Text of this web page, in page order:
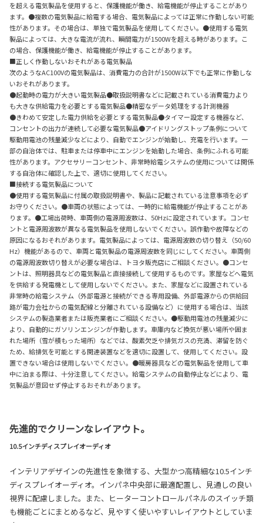
を超える電気製品を使用すると、保護機能が働き、給電機能が停止することがあり
ます。●複数の電気製品に給電する場合、電気製品によっては正常に作動しない可能
性があります。その場合は、単独で電気製品を使用してください。●使用する電気
製品によっては、大きな電流が流れ、瞬間電力が1500Wを超える時があります。こ
の場合、保護機能が働き、給電機能が停止することがあります。
■正しく作動しないおそれがある電気製品
次のようなAC100Vの電気製品は、消費電力の合計が1500W以下でも正常に作動しな
いおそれがあります。
●起動時の電力が大きい電気製品●取扱説明書などに記載されている消費電力より
も大きな供給電力を必要とする電気製品●精密なデータ処理をする計測機器
●きわめて安定した電力供給を必要とする電気製品●タイマー設定する機器など、
コンセントの出力が連続して必要な電気製品●アイドリングストップ条例について
駆動用電池の残量減少などにより、自動でエンジンが始動し、充電を行います。一
部の自治体では、駐車または停車中にエンジンを始動した場合、条例にふれる可能
性があります。アクセサリーコンセント、非常時給電システムの使用については関係
する自治体に確認した上で、適切に使用してください。
■接続する電気製品について
●使用する電気製品に付属の取扱説明書や、製品に記載されている注意事項を必ず
お守りください。●車両の状態によっては、一時的に給電機能が停止することがあ
ります。●工場出荷時、車両側の電源周波数は、50Hzに設定されています。コンセ
ントと電源周波数が異なる電気製品を使用しないでください。誤作動や故障などの
原因になるおそれがあります。電気製品によっては、電源周波数の切り替え（50/60
Hz）機能があるので、車両と電気製品の電源周波数を同じにしてください。車両側
の電源周波数切り替えが必要な場合は、トヨタ販売店にご相談ください。●コンセ
ントは、照明器具などの電気製品と直接接続して使用するものです。家屋などへ電気
を供給する発電機として使用しないでください。また、家屋などに設置されている
非常時の給電システム（外部電源と接続ができる専用設備、外部電源からの供給回
路が電力会社からの電気配線と分離されている設備など）に使用する場合は、当該
システムの製造業者または販売業者にご相談ください。●駆動用電池の残量減少に
より、自動的にガソリンエンジンが作動します。車庫内など換気が悪い場所や囲ま
れた場所（雪が積もった場所）などでは、酸素欠乏や排気ガスの充満、滞留を防ぐ
ため、給排気を可能とする関連装置などを適切に設置して、使用してください。設
置できない場合は使用しないでください。●暖房器具などの電気製品を使用して車
中に泊まる際は、十分注意してください。給電システムの自動停止などにより、電
気製品が意図せず停止するおそれがあります。
先進的でクリーンなレイアウト。
10.5インチディスプレイオーディオ
インテリアデザインの先進性を象徴する、大型かつ高精細な10.5インチ
ディスプレイオーディオ。インパネ中央部に最適配置し、見通しの良い
視界に配慮しました。また、ヒーターコントロールパネルのスイッチ類
も機能ごとにまとめるなど、見やすく使いやすいレイアウトとしていま